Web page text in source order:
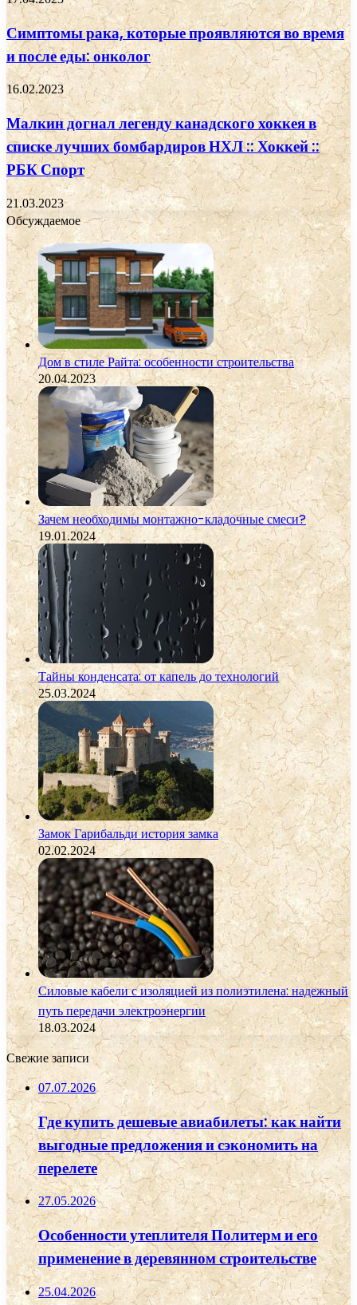
Симптомы рака, которые проявляются во время
и после еды: онколог
16.02.2023
Малкин догнал легенду канадского хоккея в
списке лучших бомбардиров НХЛ :: Хоккей ::
РБК Спорт
21.03.2023
Обсуждаемое
Дом в стиле Райта: особенности строительства
20.04.2023
Зачем необходимы монтажно-кладочные смеси?
19.01.2024
Тайны конденсата: от капель до технологий
25.03.2024
Замок Гарибальди история замка
02.02.2024
Силовые кабели с изоляцией из полиэтилена: надежный
путь передачи электроэнергии
18.03.2024
Свежие записи
07.07.2026
Где купить дешевые авиабилеты: как найти
выгодные предложения и сэкономить на
перелете
27.05.2026
Особенности утеплителя Политерм и его
применение в деревянном строительстве
25.04.2026